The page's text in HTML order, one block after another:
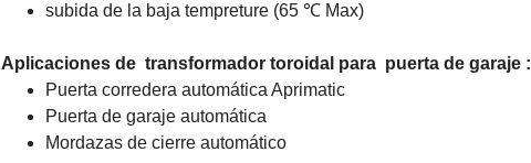
subida de la baja tempreture (65 ℃ Max)
Aplicaciones de transformador toroidal para puerta de garaje:
Puerta corredera automática Aprimatic
Puerta de garaje automática
Mordazas de cierre automático